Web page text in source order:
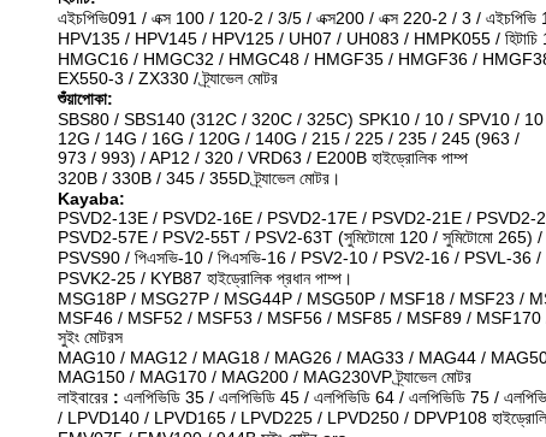
এইচপিভি091 / এক্স 100 / 120-2 / 3/5 / এক্স200 / এক্স 220-2 / 3 / এইচপিভি
HPV135 / HPV145 / HPV125 / UH07 / UH083 / HMPK055 / হিটাচি
HMGC16 / HMGC32 / HMGC48 / HMGF35 / HMGF36 /
EX550-3 / ZX330 / ট্র্যাভেল মোটর
শুঁয়াপোকা:
SBS80 / SBS140 (312C / 320C / 325C) SPK10 / 10 / SPV10 /
12G / 14G / 16G / 120G / 140G / 215 / 225 / 235 / 245 (963 /
973 / 993) / AP12 / 320 / VRD63 / E200B হাইড্রোলিক পাম্প
320B / 330B / 345 / 355D ট্র্যাভেল মোটর।
Kayaba:
PSVD2-13E / PSVD2-16E / PSVD2-17E / PSVD2-21E / PSVD2-
PSVD2-57E / PSV2-55T / PSV2-63T (সুমিটোমো 120 / সুমিটোমো 265) /
PSVS90 / পিএসভি-10 / পিএসভি-16 / PSV2-10 / PSV2-16 / PSVL-36
PSVK2-25 / KYB87 হাইড্রোলিক প্রধান পাম্প।
MSG18P / MSG27P / MSG44P / MSG50P / MSF18 / MSF23 /
MSF46 / MSF52 / MSF53 / MSF56 / MSF85 / MSF89 /
সুইং মোটরস
MAG10 / MAG12 / MAG18 / MAG26 / MAG33 / MAG44 /
MAG150 / MAG170 / MAG200 / MAG230VP ট্র্যাভেল মোটর
লাইবারের : এলপিভিডি 35 / এলপিভিডি 45 / এলপিভিডি 64 / এলপিভিডি 75 /
/ LPVD140 / LPVD165 / LPVD225 / LPVD250 / DPVP108